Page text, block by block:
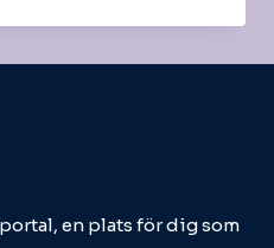
en plats för dig som